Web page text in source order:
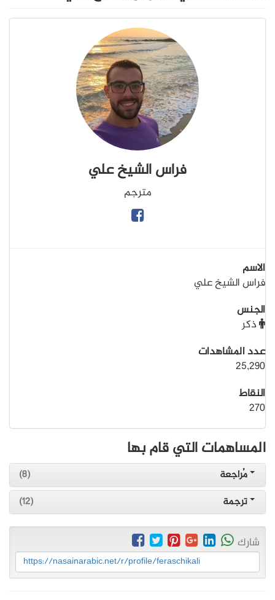
فراس الشيخ علي
مترجم
الاسم
فراس الشيخ علي
الجنس
ذكر
عدد المشاهدات
25,290
النقاط
270
المساهمات التي قام بها
مُراجعة
(8)
ترجمة
(12)
شارك
https://nasainarabic.net/r/profile/feraschikali